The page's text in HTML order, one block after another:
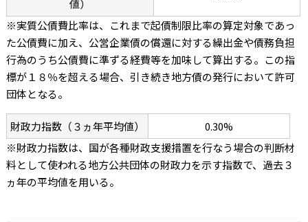
値）
※実質公債費比率は、これまで起債制限比率の算定対象であっ
た公債費に加え、公営企業債の償還に対する繰出金や債務負担
行為のうち公債費に準ずる経費等を加味して算出する。この指
標が１８％を超える場合、引き続き地方債の発行において許可
団体となる。
財政力指数（３ヵ年平均値）
0.30%
※財政力指数は、国が各種財政支援措置を行なう場合の判断材
料として使われる地方公共団体の財政力を示す指数で、過去３
ヵ年の平均値を用いる。